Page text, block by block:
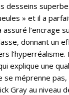
desseins
» et il a
assuré l’encrage
donnant un
explique une
se méprenne
Gray au niveau